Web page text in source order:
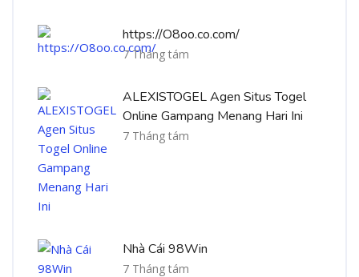
https://O8oo.co.com/
7 Tháng tám
ALEXISTOGEL Agen Situs Togel
Online Gampang Menang Hari Ini
7 Tháng tám
Nhà Cái 98Win
7 Tháng tám